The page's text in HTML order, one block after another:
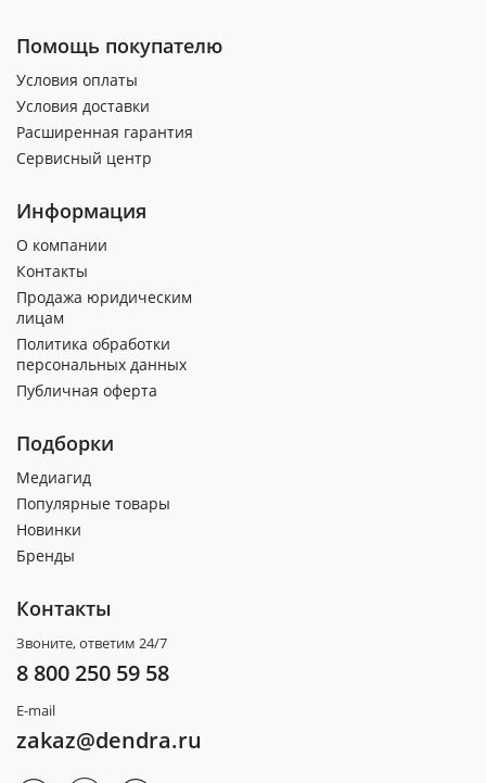
Помощь покупателю
Условия оплаты
Условия доставки
Расширенная гарантия
Сервисный центр
Информация
О компании
Контакты
Продажа юридическим
лицам
Политика обработки
персональных данных
Публичная оферта
Подборки
Медиагид
Популярные товары
Новинки
Бренды
Контакты
Звоните, ответим 24/7
8 800 250 59 58
E-mail
zakaz@dendra.ru